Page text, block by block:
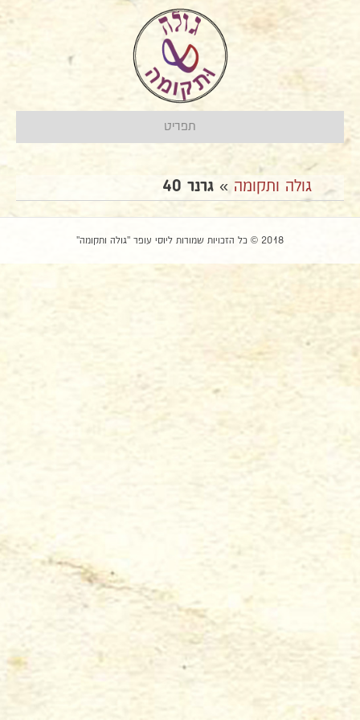
תפריט
גולה ותקומה » גרנר 40
2018 © כל הזכויות שמורות ליוסי עופר "גולה ותקומה"